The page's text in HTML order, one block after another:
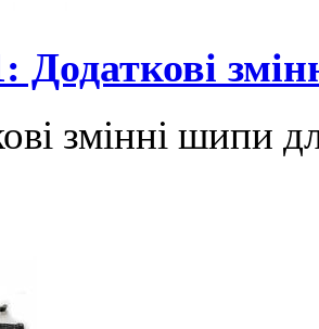
Додаткові
змінні шипи